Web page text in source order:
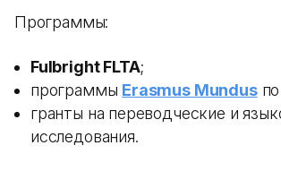
Программы:
Fulbright FLTA;
программы Erasmus Mundusпо
гранты на переводческие и
исследования.